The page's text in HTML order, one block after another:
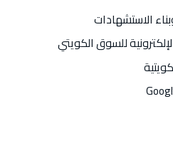
الاستشهادات
للسوق الكويتي